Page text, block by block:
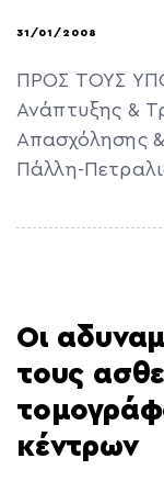
31/01/2008
ΠΡΟΣ ΤΟΥΣ
Ανάπτυξης &
Απασχόλησης
Πάλλη-
Οι
τους
κέντρων